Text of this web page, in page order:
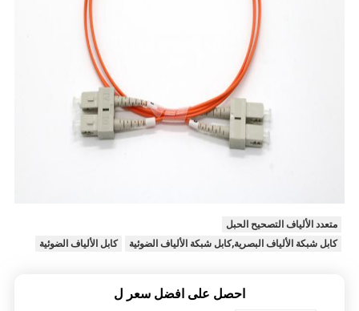
متعدد الألياف التصحيح الحبل
كابل شبكة الألياف البصرية,كابل شبكة الألياف الضوئية
كابل الألياف الضوئية
احصل على افضل سعر ل